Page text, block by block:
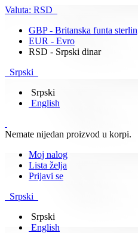
Valuta: RSD
GBP - Britanska funta
EUR - Evro
RSD - Srpski dinar
Srpski
Srpski
English
Nemate nijedan proizvod u korpi.
Moj nalog
Lista želja
Prijavi se
Srpski
Srpski
English